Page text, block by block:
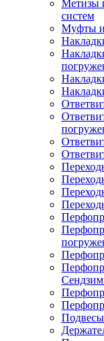
Метизы
систем
Муфты и
Подвесы